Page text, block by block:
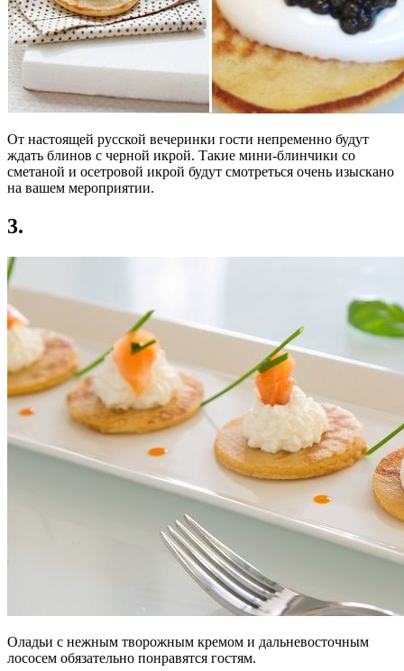
От настоящей русской вечеринки гости непременно будут
ждать блинов с черной икрой. Такие мини-блинчики со
сметаной и осетровой икрой будут смотреться очень изыскано
на вашем мероприятии.
3.
Оладьи с нежным творожным кремом и дальневосточным
лососем обязательно понравятся гостям.